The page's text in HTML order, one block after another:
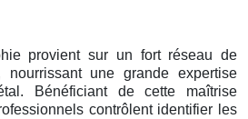
provient sur un fort réseau de
nourrissant une grande expertise
Bénéficiant de cette maîtrise
contrôlent identifier les